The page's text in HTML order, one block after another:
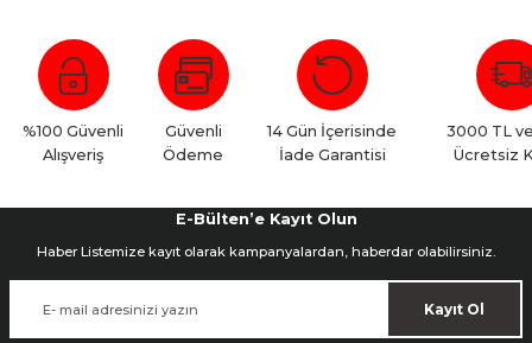
Bu ürüne ilk yorumu siz yapın!
Yorum Yaz
%100 Güvenli
Alışveriş
Güvenli
Ödeme
14 Gün İçerisinde
İade Garantisi
3000 TL
Ücretsiz
E-Bülten’e Kayıt Olun
Haber Listemize kayıt olarak kampanyalardan, haberdar olabilirsiniz.
Kayıt Ol